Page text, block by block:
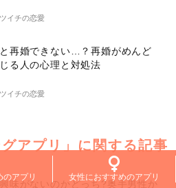
のアプリ 女性におすすめのアプリ
イチの恋愛
再婚できない…？再婚がめんど
る人の心理と対処法
イチの恋愛
グアプリ」に関する記事
味がないのかどっち?奥手男性か